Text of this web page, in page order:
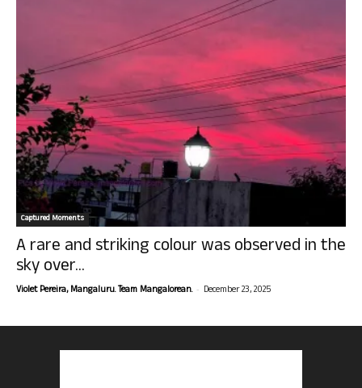
Captured Moments
A rare and striking colour was observed in the
sky over...
Violet Pereira, Mangaluru. Team Mangalorean. - December 23, 2025